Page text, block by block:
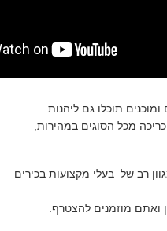
תוכלו גם ליהנות
מכל הסוגים במהירות,
רב של בעלי מקצועות בכירים
ואתם מוזמנים להצטרף.